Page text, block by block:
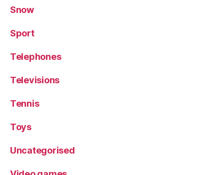
Snow
Sport
Telephones
Televisions
Tennis
Toys
Uncategorised